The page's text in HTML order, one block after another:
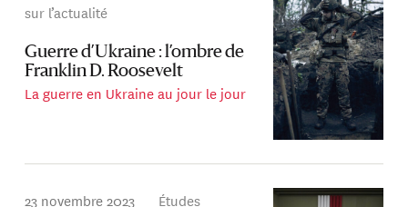
sur l’actualité
Guerre d’Ukraine : l’ombre de
Franklin D. Roosevelt
La guerre en Ukraine au jour le jour
23 novembre 2023 Études